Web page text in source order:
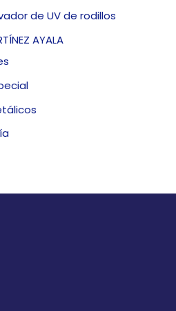
de UV de rodillos
AYALA